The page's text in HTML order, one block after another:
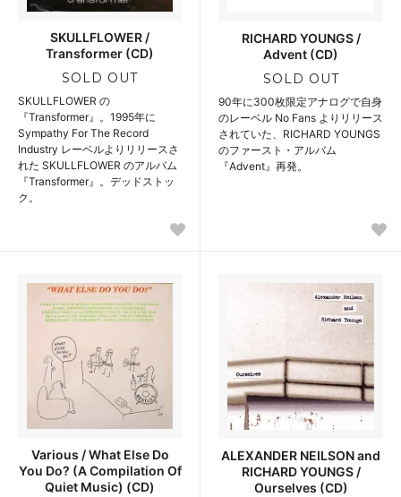
SKULLFLOWER /
Transformer (CD)
SOLD OUT
SKULLFLOWER の
『Transformer』。1995年に
Sympathy For The Record
Industry レーベルよりリリースさ
れた SKULLFLOWER のアルバム
『Transformer』。デッドストッ
ク。
RICHARD YOUNGS /
Advent (CD)
SOLD OUT
90年に300枚限定アナログで自身
のレーベル No Fans よりリリース
されていた、RICHARD YOUNGS
のファースト・アルバム
『Advent』再発。
Various / What Else Do
You Do? (A Compilation Of
Quiet Music) (CD)
ALEXANDER NEILSON and
RICHARD YOUNGS /
Ourselves (CD)